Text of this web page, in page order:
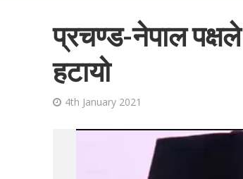
प्रचण्ड-नेपाल
हटायो
4th January 2021